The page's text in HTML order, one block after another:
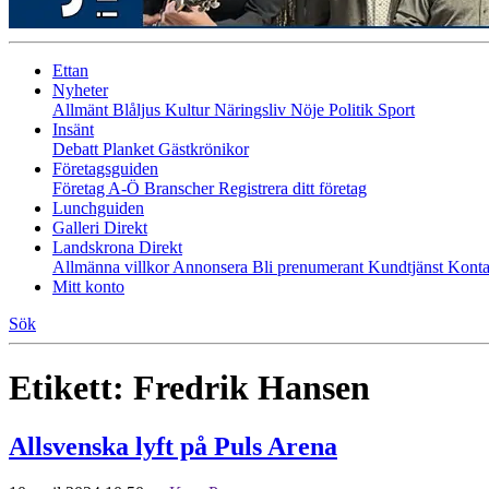
Ettan
Nyheter
Allmänt Blåljus KulturNäringsliv Nöje Politik Sport
Insänt
Debatt Planket Gästkrönikor
Företagsguiden
Företag A-Ö BranscherRegistrera ditt företag
Lunchguiden
Galleri Direkt
Landskrona Direkt
Allmänna villkorAnnonsera Bli prenumerant Kundtjänst
Mitt konto
Sök
Etikett: Fredrik Hansen
Allsvenska lyft på Puls Arena